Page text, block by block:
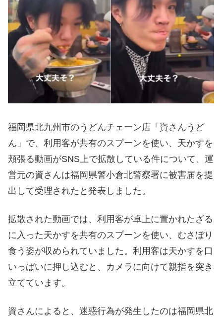
福岡県北九州市のうどんチェーン店「資さんうど
ん」で、利用客が共有のスプーンを使い、天かすを
頬張る動画がSNS上で拡散している件について、運
営元の資さんは福岡県警小倉北警察署に被害届を提
出して受理されたと発表しました。
拡散された動画では、利用客が卓上に置かれたざる
に入った天かすを共有のスプーンを使い、むさぼり
食う姿が収められていました。利用客は天かすを口
いっぱいに押し込むと、カメラに向けて親指を突き
立てています。
資さんによると、迷惑行為が発生したのは福岡県北